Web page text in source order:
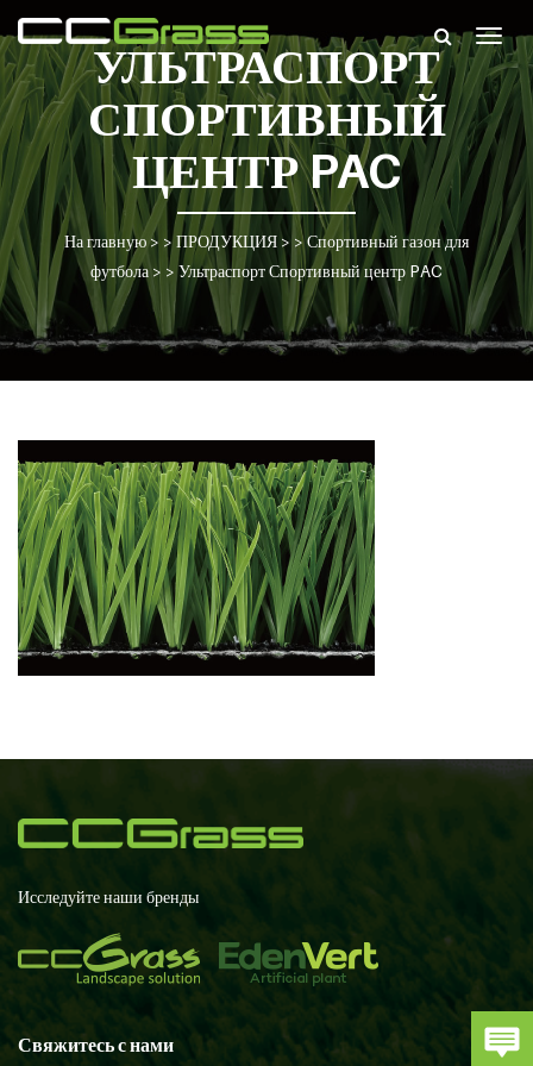
УЛЬТРАСПОРТ
СПОРТИВНЫЙ
ЦЕНТР PAC
На главную> >ПРОДУКЦИЯ > >Спортивный газон для
футбола > >Ультраспорт Спортивный центр PAC
Исследуйте наши бренды
Свяжитесь с нами